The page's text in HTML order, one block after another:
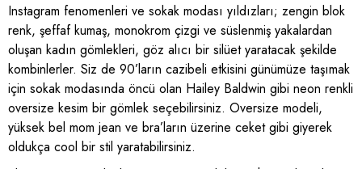
Instagram fenomenleri ve sokak modası yıldızları; zengin blok
renk, şeffaf kumaş, monokrom çizgi ve süslenmiş yakalardan
oluşan kadın gömlekleri, göz alıcı bir silüet yaratacak şekilde
kombinlerler. Siz de 90’ların cazibeli etkisini günümüze taşımak
için sokak modasında öncü olan Hailey Baldwin gibi neon renkli
oversize kesim bir gömlek seçebilirsiniz. Oversize modeli,
yüksek bel mom jean ve bra’ların üzerine ceket gibi giyerek
oldukça cool bir stil yaratabilirsiniz.